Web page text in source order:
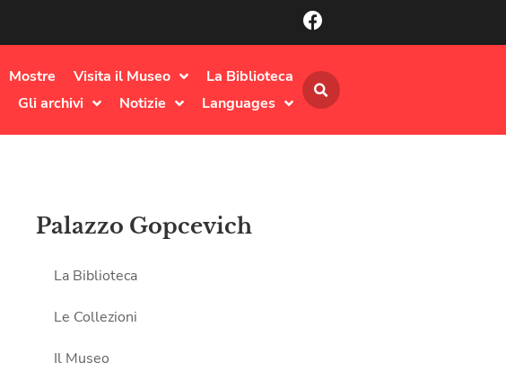
Mostre Visita il Museo
La Biblioteca
Gli archivi Notizie Languages
Palazzo Gopcevich
La Biblioteca
Le Collezioni
Il Museo